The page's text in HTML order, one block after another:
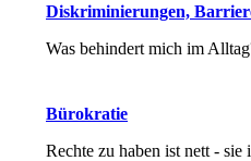
Diskriminierungen,
Was behindert mich im
Bürokratie
Rechte zu haben ist nett -